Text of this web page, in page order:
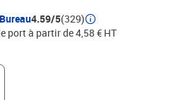
4.59/5(329)
port à partir de 4,58 € HT